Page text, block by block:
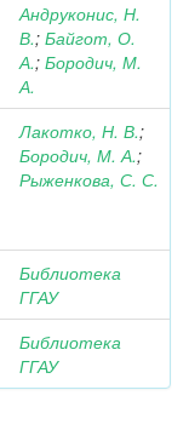
Андруконис, Н.
В.; Байгот, О.
А.; Бородич, М.
А.
Лакотко, Н. В.;
Бородич, М. А.;
Рыженкова, С. С.
Библиотека
ГГАУ
Библиотека
ГГАУ